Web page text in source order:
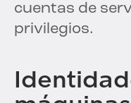
cuentas de
privilegios.